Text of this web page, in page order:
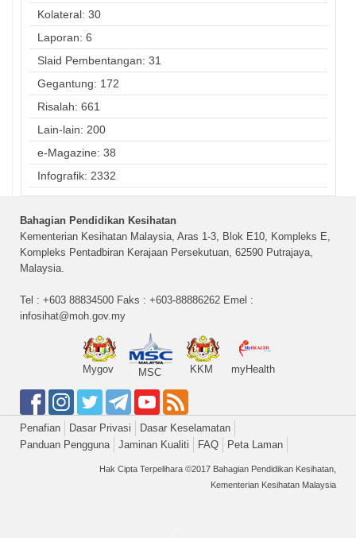
Kolateral: 30
Laporan: 6
Slaid Pembentangan: 31
Gegantung: 172
Risalah: 661
Lain-lain: 200
e-Magazine: 38
Infografik: 2332
Bahagian Pendidikan Kesihatan
Kementerian Kesihatan Malaysia, Aras 1-3, Blok E10, Kompleks E,
Kompleks Pentadbiran Kerajaan Persekutuan, 62590 Putrajaya,
Malaysia.
Tel : +603 88834500 Faks : +603-88886262 Emel :
infosihat@moh.gov.my
Mygov MSC KKM myHealth
Penafian Dasar Privasi
Dasar Keselamatan
Panduan Pengguna
Jaminan Kualiti FAQ Peta Laman
Hak Cipta Terpelihara ©2017 Bahagian Pendidikan Kesihatan,
Kementerian Kesihatan Malaysia